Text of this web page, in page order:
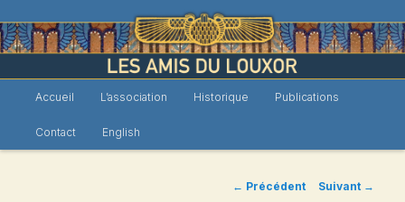
Les Amis du Louxor
Aller
au
Accueil L’association Historique Publications
Contact English
Navigation
← Précédent Suivant →